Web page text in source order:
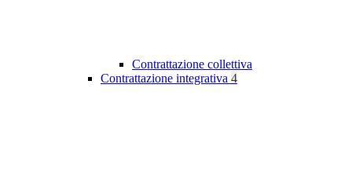
Contrattazione collettiva
Contrattazione integrativa 4